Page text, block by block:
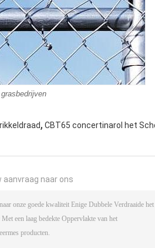
, CBT65 concertinarol het
aanvraag naar ons